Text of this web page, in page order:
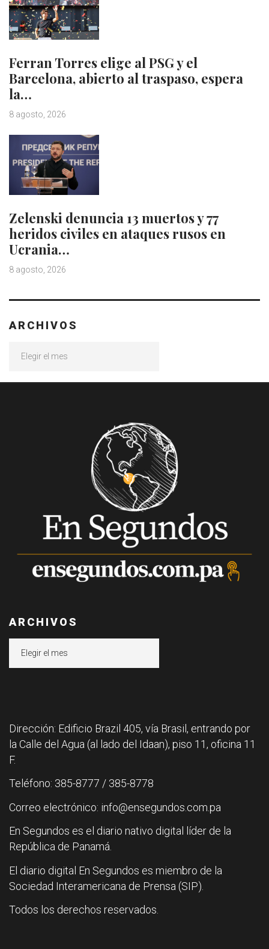
Ferran Torres elige al PSG y el
Barcelona, abierto al traspaso, espera
la…
8 agosto, 2026
Zelenski denuncia 13 muertos y 77
heridos civiles en ataques rusos en
Ucrania…
8 agosto, 2026
ARCHIVOS
ARCHIVOS
Dirección: Edificio Brazil 405, vía Brasil, entrando por
la Calle del Agua (al lado del Idaan), piso 11, oficina 11
F.
Teléfono: 385-8777 / 385-8778
Correo electrónico: info@ensegundos.com.pa
En Segundos es el diario nativo digital líder de la
República de Panamá.
El diario digital En Segundos es miembro de la
Sociedad Interamericana de Prensa (SIP).
Todos los derechos reservados.